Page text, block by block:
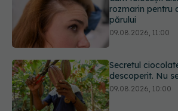
Secretul
descoperit. Nu
Plasticul pe care